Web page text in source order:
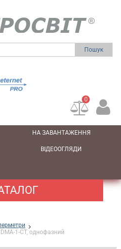
Пошук
0
НА ЗАВАНТАЖЕННЯ
ВІДЕООГЛЯДИ
1-CT, однофазний